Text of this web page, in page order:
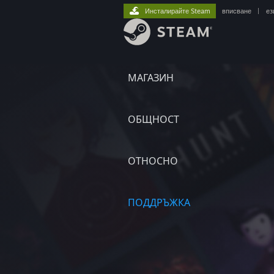
МАГАЗИН
ОБЩНОСТ
ОТНОСНО
ПОДДРЪЖКА
Инсталирайте Steam вписване